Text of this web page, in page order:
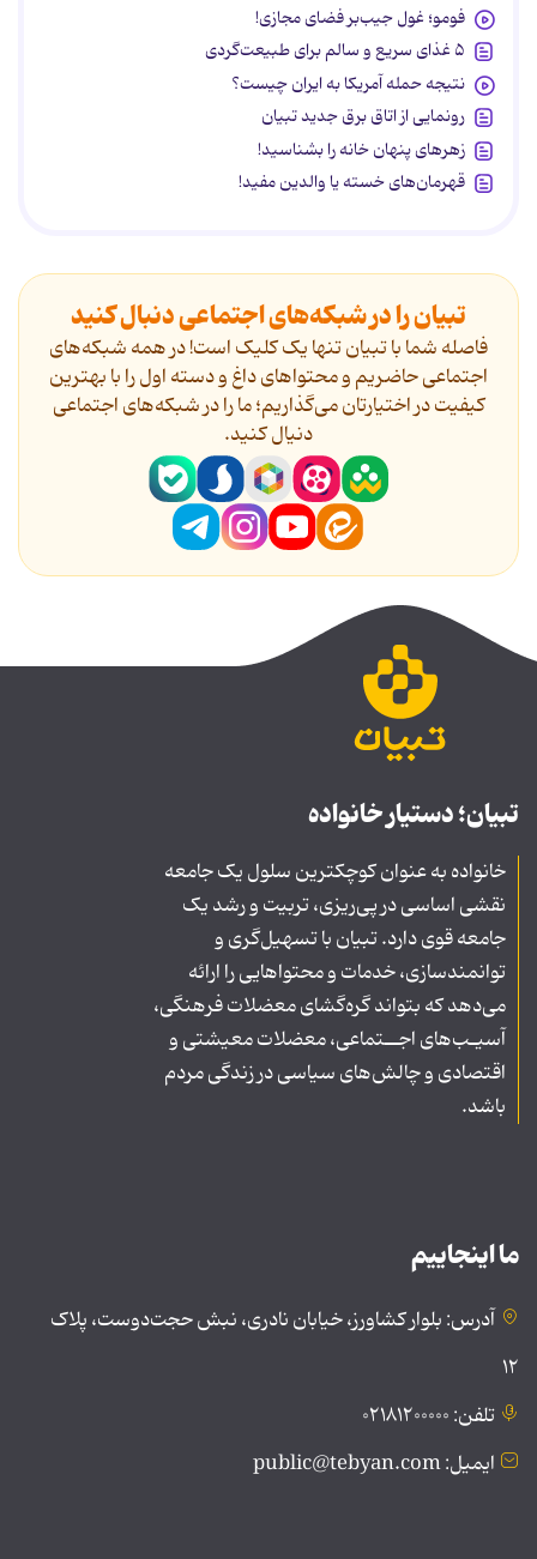
فومو؛ غول جیب‌بر فضای مجازی!
۵ غذای سریع و سالم برای طبیعت‌گردی
نتیجه حمله آمریکا به ایران چیست؟
رونمایی از اتاق برق جدید تبیان
زهرهای پنهان خانه را بشناسید!
قهرمان‌های خسته یا والدین مفید!
تبیان را در شبکه‌های اجتماعی دنبال کنید
فاصله شما با تبیان تنها یک کلیک است! در همه شبکه‌های
اجتماعی حاضریم و محتواهای داغ و دسته اول را با بهترین
کیفیت در اختیارتان می‌گذاریم؛ ما را در شبکه‌های اجتماعی
دنیال کنید.
تبیان؛ دستیار خانواده
خانواده به عنوان کوچکترین سلول یک جامعه
نقشی اساسی در پی‌ریزی، تربیت و رشد یک
جامعه قوی دارد. تبیان با تسهیل‌گری و
توانمندسازی، خدمات و محتواهایی را ارائه
می‌دهد که بتواند گره‌گشای معضلات فرهنگی،
آسیـب‌های اجــتماعی، معضلات معیشتی و
اقتصادی و چالش‌های سیاسی در زندگی مردم
باشد.
ما اینجاییم
آدرس: بلوار کشاورز، خیابان نادری، نبش حجت‌دوست، پلاک
۱۲
تلفن: ۰۲۱۸۱۲۰۰۰۰۰
ایمیل: public@tebyan.com